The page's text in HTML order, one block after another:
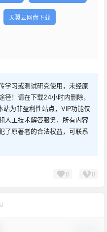
天翼云网盘下载
学习或测试研究使用，未经原
径！请在下载24小时内删除，
站为非盈利性站点，VIP功能仅
人工技术解答服务，所有内容
了原著者的合法权益，可联系
0 0